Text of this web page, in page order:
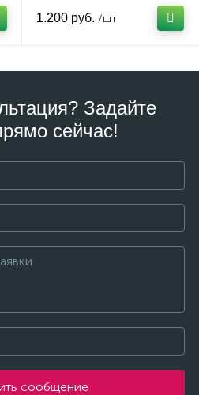
1.200 руб. /шт
Задайте
сейчас!
сообщение